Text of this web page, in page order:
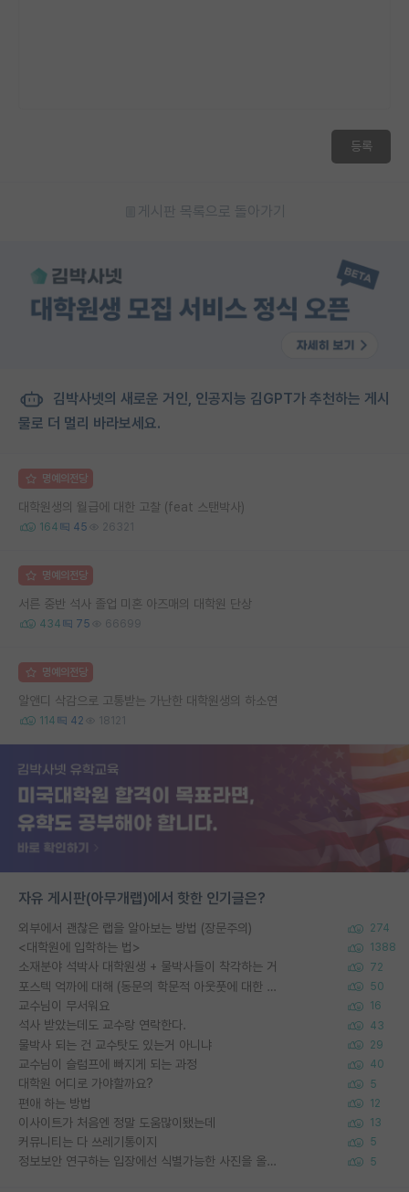
등록
게시판 목록으로 돌아가기
김박사넷의 새로운 거인, 인공지능 김GPT가 추천하는 게시
물로 더 멀리 바라보세요.
명예의전당
대학원생의 월급에 대한 고찰 (feat 스탠박사)
164 45 26321
명예의전당
서른 중반 석사 졸업 미혼 아즈매의 대학원 단상
434 75 66699
명예의전당
알앤디 삭감으로 고통받는 가난한 대학원생의 하소연
114 42 18121
자유 게시판(아무개랩)에서 핫한 인기글은?
외부에서 괜찮은 랩을 알아보는 방법 (장문주의) 274
<대학원에 입학하는 법> 1388
소재분야 석박사 대학원생 + 물박사들이 착각하는 거 72
포스텍 억까에 대해 (동문의 학문적 아웃풋에 대한 반박) 50
교수님이 무서워요 16
석사 받았는데도 교수랑 연락한다. 43
물박사 되는 건 교수탓도 있는거 아니냐 29
교수님이 슬럼프에 빠지게 되는 과정 40
대학원 어디로 가야할까요? 5
편애 하는 방법 12
이사이트가 처음엔 정말 도움많이됐는데 13
커뮤니티는 다 쓰레기통이지 5
정보보안 연구하는 입장에선 식별가능한 사진을 올리는건 비추이긴함 5